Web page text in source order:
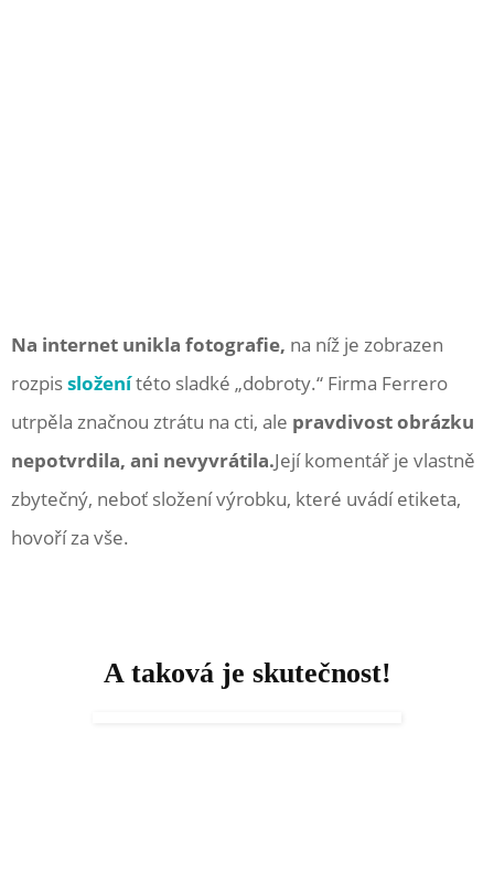
Na internet unikla fotografie, na níž je zobrazen
rozpissloženítéto sladké „dobroty.“ Firma Ferrero
utrpěla značnou ztrátu na cti, ale pravdivost obrázku
nepotvrdila, ani nevyvrátila.Její komentář je vlastně
zbytečný, neboť složení výrobku, které uvádí etiketa,
hovoří za vše.
A taková je skutečnost!